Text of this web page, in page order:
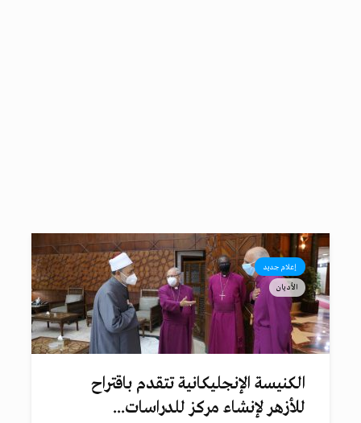
إعلام جديد
الأديان
الكنيسة الإنجليكانية تتقدم باقتراح
للأزهر لإنشاء مركز للدراسات...